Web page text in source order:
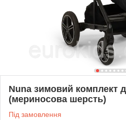
Nuna зимовий комплект
(мериносова шерсть)
Під замовлення